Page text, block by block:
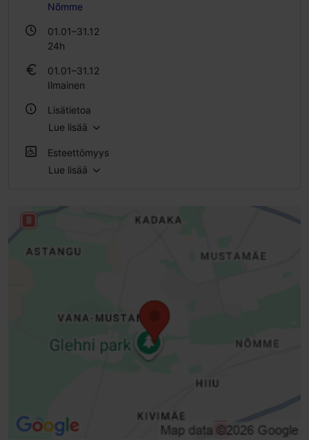
Nõmme
01.01–31.12
24h
01.01–31.12
Ilmainen
Lisätietoa
Lue lisää
Esteettömyys
Portaat - ilman kaidetta
Sisäänkäynnin päällyste huonokuntoinen
Lue lisää